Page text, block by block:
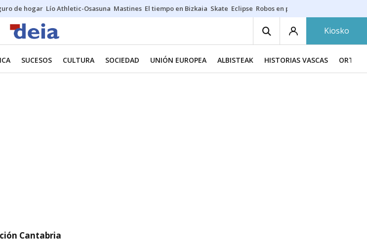
de hogar Lío Athletic-Osasuna Mastines El tiempo en Bizkaia Skate Eclipse Robos en playas
Kiosko
SUCESOS CULTURA SOCIEDAD UNIÓN EUROPEA ALBISTEAK HISTORIAS VASCAS
Cantabria